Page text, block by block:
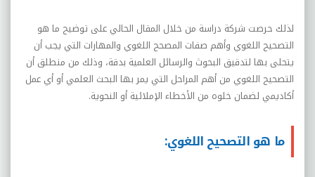
لذلك حرصت شركة دراسة من خلال المقال الحالي على توضيح ما هو
التصحيح اللغوي وأهم صفات المصحح اللغوي والمهارات التي يجب أن
يتحلى بها لتدقيق البحوث والرسائل العلمية بدقة، وذلك من منطلق أن
التصحيح اللغوي من أهم المراحل التي يمر بها البحث العلمي أو أي عمل
أكاديمي لضمان خلوه من الأخطاء الإملائية أو النحوية.
ما هو التصحيح اللغوي: